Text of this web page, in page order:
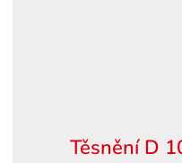
Těsnění D